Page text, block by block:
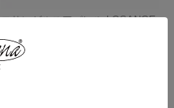
ロサンゼルスアパレル LOSANGE
ビーフリース スウェットショーツ
¥5,990